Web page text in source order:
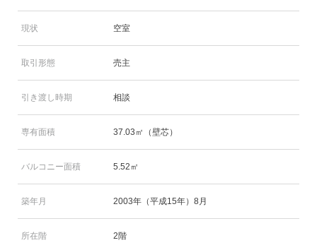
現状 空室
取引形態 売主
引き渡し時期 相談
専有面積 37.03㎡（壁芯）
バルコニー面積 5.52㎡
築年月 2003年（平成15年）8月
所在階 2階